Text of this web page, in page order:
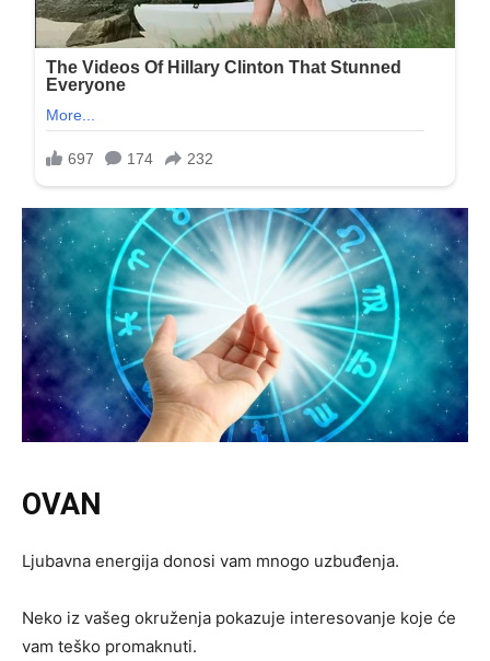
OVAN
Ljubavna energija donosi vam mnogo uzbuđenja.
Neko iz vašeg okruženja pokazuje interesovanje koje će
vam teško promaknuti.